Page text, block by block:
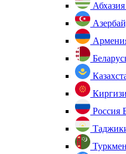
Абхазия
Россия